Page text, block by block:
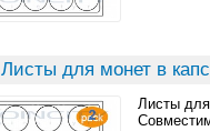
Листы для монет в
Листы